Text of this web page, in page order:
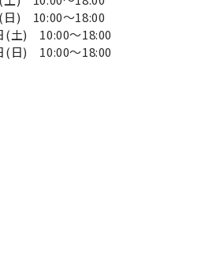
) 10:00～18:00
(土) 10:00～18:00
(日) 10:00～18:00